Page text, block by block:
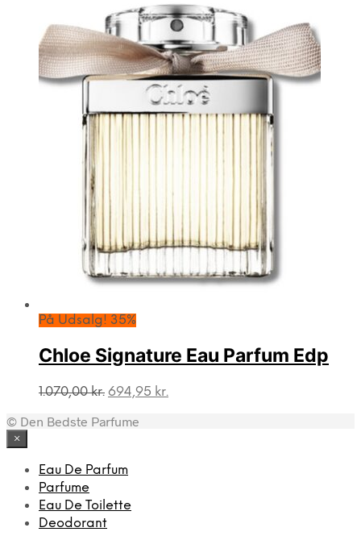
På Udsalg! 35%
Chloe Signature Eau Parfum Edp
1.070,00kr. Den
pris
694,95 kr.
© Den Bedste Parfume
×
Eau De Parfum
Parfume
Eau De Toilette
Deodorant